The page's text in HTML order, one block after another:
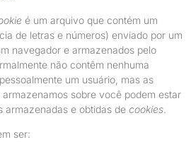
é um arquivo que contém um
de letras e números) enviado por um
navegador e armazenados pelo
não contêm nenhuma
um usuário, mas as
sobre você podem estar
armazenadas e obtidas de cookies
ser: